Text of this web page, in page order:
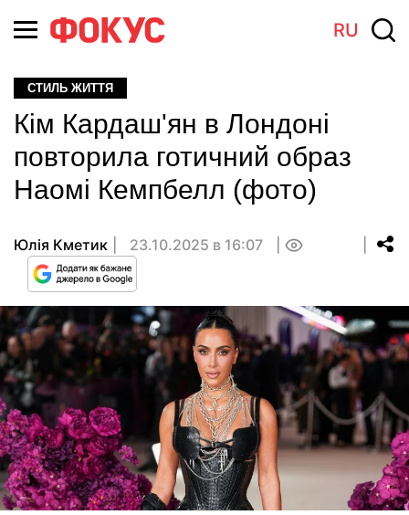
RU
СТИЛЬ ЖИТТЯ
Кім Кардаш'ян в Лондоні
повторила готичний образ
Наомі Кемпбелл (фото)
Юлія Кметик 23.10.2025 в 16:07